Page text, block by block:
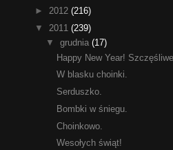
► 2012 (216)
▼ 2011 (239)
▼ grudnia (17)
Happy New Year!
W blasku choinki.
Serduszko.
Bombki w śniegu.
Choinkowo.
Wesołych świąt!